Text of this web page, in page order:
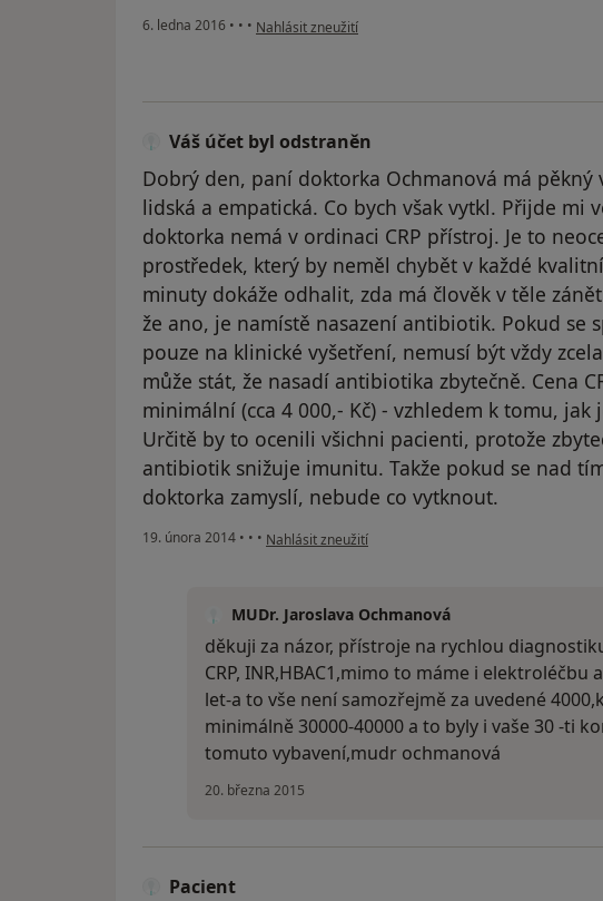
6. ledna 2016 • • • podle názoru uživatele Váš účet byl odstraněn
Nahlásit zneužití
Váš účet byl odstraněn
Dobrý den, paní doktorka Ochmanová má pěkný
lidská a empatická. Co bych však vytkl. Přijde mi
doktorka nemá v ordinaci CRP přístroj. Je to
prostředek, který by neměl chybět v každé
minuty dokáže odhalit, zda má člověk v těle
že ano, je namístě nasazení antibiotik. Pokud se
pouze na klinické vyšetření, nemusí být vždy
může stát, že nasadí antibiotika zbytečně. Cena
minimální (cca 4 000,- Kč) - vzhledem k tomu,
Určitě by to ocenili všichni pacienti, protože
antibiotik snižuje imunitu. Takže pokud se nad
doktorka zamyslí, nebude co vytknout.
19. února 2014 • • • podle názoru uživatele Váš účet byl odstraněn
Nahlásit zneužití
MUDr. Jaroslava Ochmanová
děkuji za názor, přístroje na rychlou
CRP, INR,HBAC1,mimo to máme i elektroléčbu
let-a to vše není samozřejmě za uvedené
minimálně 30000-40000 a to byly i vaše 30 -ti
tomuto vybavení,mudr ochmanová
20. března 2015
Pacient